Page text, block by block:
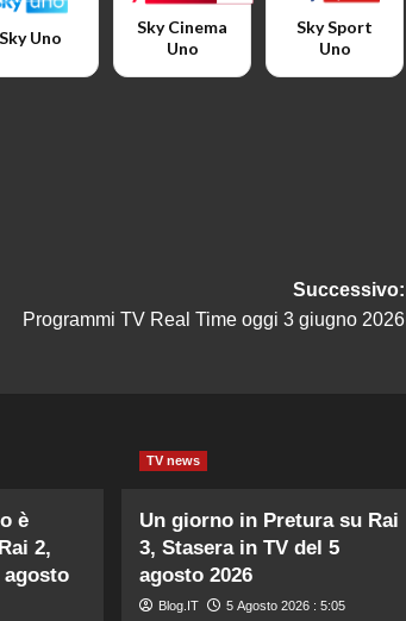
Sky Uno
Sky Cinema
Uno
Sky Sport
Uno
Successivo:
Programmi TV Real Time oggi 3 giugno 2026
è
2,
agosto
TV news
Un giorno in Pretura su Rai
3, Stasera in TV del 5
agosto 2026
Blog.IT 5 Agosto 2026 : 5:05